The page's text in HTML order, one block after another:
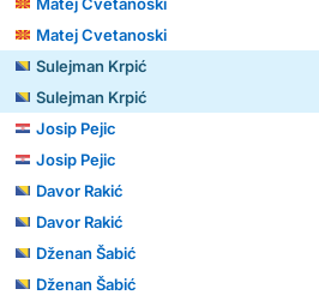
Matej Cvetanoski
Sulejman Krpić
Sulejman Krpić
Josip Pejic
Josip Pejic
Davor Rakić
Davor Rakić
Dženan Šabić
Dženan Šabić